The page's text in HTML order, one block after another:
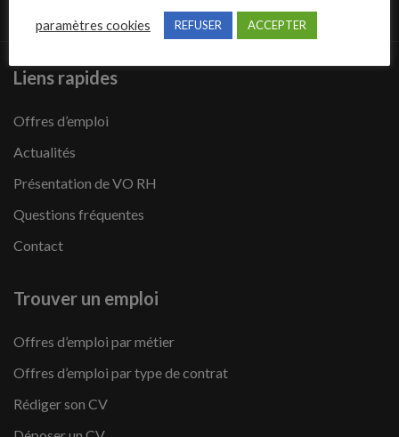
Liens rapides
Offres d’emploi
Actualités
Présentation de VO RH
Questions fréquentes
Contact
Trouver un emploi
Offres d’emploi par métier
Offres d’emploi par type de contrat
Rédiger son CV
paramètres cookies REFUSER ACCEPTER